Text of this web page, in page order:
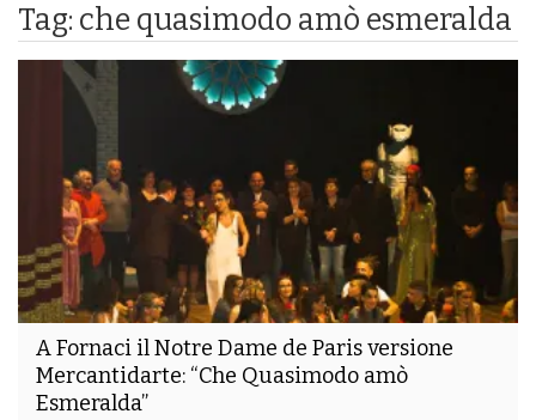
Tag: che quasimodo amò esmeralda
A Fornaci il Notre Dame de Paris versione
Mercantidarte: “Che Quasimodo amò
Esmeralda”